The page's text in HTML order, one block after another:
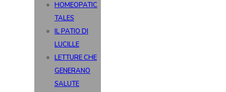
HOMEOPATIC
TALES
IL PATIO DI
LUCILLE
LETTURE CHE
GENERANO
SALUTE